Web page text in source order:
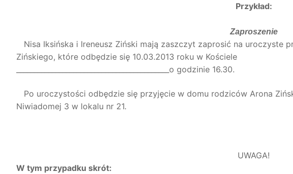
Przykład:
Zaproszenie
Nisa Iksińska i Ireneusz Ziński mają zaszczyt zaprosić na uroczyste
Zińskiego, które odbędzie się 10.03.2013 roku w Kościele
___________________________________________o godzinie 16.30.
Po uroczystości odbędzie się przyjęcie w domu rodziców Arona
Niwiadomej 3 w lokalu nr 21.
UWAGA!
W tym przypadku skrót: